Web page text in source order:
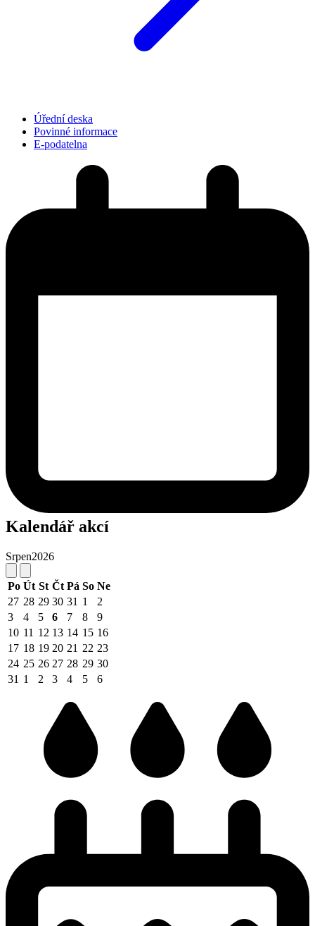
Úřední deska
Povinné informace
E-podatelna
Kalendář akcí
Srpen2026
Po Út St Čt Pá So Ne
27 28 29 30 31 1
2
3
4 5 6 7 8
9
10 11 12 13 14 15 16
17 18 19 20 21 22 23
24 25 26 27 28 29 30
31 1 2 3 4 5 6